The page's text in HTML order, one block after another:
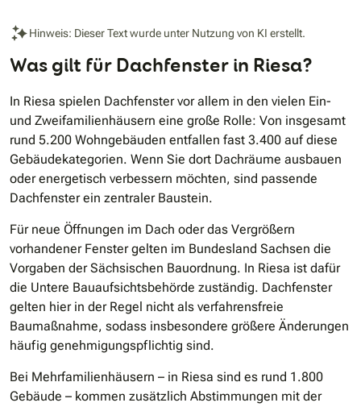
Hinweis: Dieser Text wurde unter Nutzung von KI erstellt.
Was gilt für Dachfenster in Riesa?
In Riesa spielen Dachfenster vor allem in den vielen Ein-
und Zweifamilienhäusern eine große Rolle: Von insgesamt
rund 5.200 Wohngebäuden entfallen fast 3.400 auf diese
Gebäudekategorien. Wenn Sie dort Dachräume ausbauen
oder energetisch verbessern möchten, sind passende
Dachfenster ein zentraler Baustein.
Für neue Öffnungen im Dach oder das Vergrößern
vorhandener Fenster gelten im Bundesland Sachsen die
Vorgaben der Sächsischen Bauordnung. In Riesa ist dafür
die Untere Bauaufsichtsbehörde zuständig. Dachfenster
gelten hier in der Regel nicht als verfahrensfreie
Baumaßnahme, sodass insbesondere größere Änderungen
häufig genehmigungspflichtig sind.
Bei Mehrfamilienhäusern – in Riesa sind es rund 1.800
Gebäude – kommen zusätzlich Abstimmungen mit der